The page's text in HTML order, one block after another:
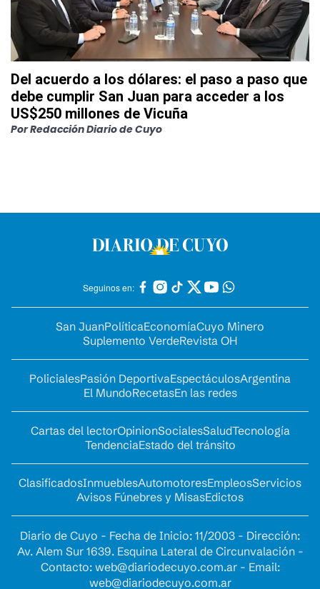
Del acuerdo a los dólares: el paso a paso que
debe cumplir San Juan para acceder a los
US$250 millones de Vicuña
PorRedacción Diario de Cuyo
Seguinos en:
San JuanPolíticaEconomíaCuyo Minero
Suplemento VerdeRevista OH
PolicialesPasión DeportivaEspectáculosArgentina
El MundoRecetasEn las redes
Cartas del lectorOpinionSocialesSaludTecnología
TendenciaEstado del tránsito
ClasificadosInmueblesAutomotoresEmpleosServicios
Avisos Fúnebres y MisasEdictos
Diario de Cuyo - Fecha de Inicio: 11/2003 - Dirección:
Av. Alem Sur 1639. Esquina Lateral de Circunvalación -
Contacto: web@diariodecuyo.com.ar- Email:
web@diariodecuyo.com.ar